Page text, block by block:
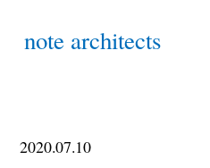
note architects
2020.07.10